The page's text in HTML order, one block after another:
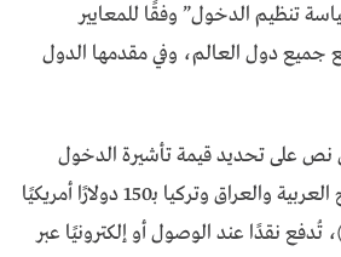
تنظيم الدخول” وفقًا للمعايير
جميع دول العالم، وفي مقدمها الدول
نص على تحديد قيمة تأشيرة الدخول
لمواطني جميع دول الخليج العربية والعراق وتركيا بـ150 دولارًا أمريكيًا
سعوديًا)، تُدفع نقدًا عند الوصول أو إلكترونيًا عبر